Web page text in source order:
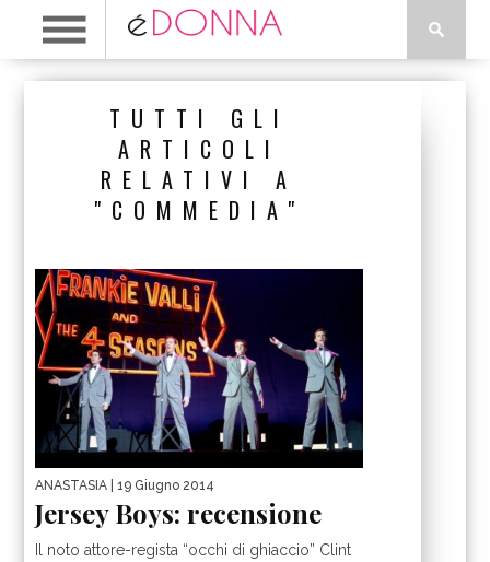
TUTTI GLI
ARTICOLI
RELATIVI A
"COMMEDIA"
ANASTASIA | 19 Giugno 2014
Jersey Boys: recensione
Il noto attore-regista “occhi di ghiaccio” Clint